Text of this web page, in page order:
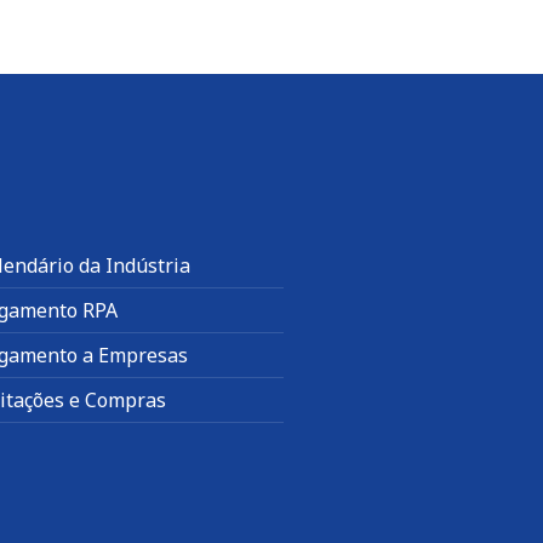
da Indústria
RPA
a Empresas
e Compras